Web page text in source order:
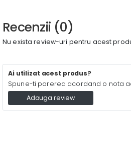
Recenzii (0)
Nu exista review-uri pentru acest
Ai utilizat acest produs?
Spune-ti parerea acordand o nota
Adauga review